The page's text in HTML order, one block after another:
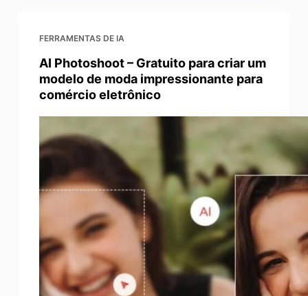
FERRAMENTAS DE IA
AI Photoshoot – Gratuito para criar um
modelo de moda impressionante para
comércio eletrônico